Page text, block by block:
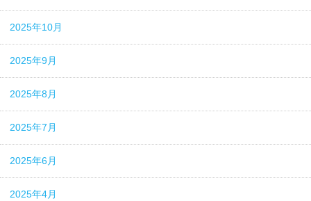
2025年10月
2025年9月
2025年8月
2025年7月
2025年6月
2025年4月